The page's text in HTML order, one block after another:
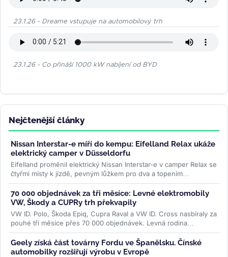
23.1.26 - Dreame vstupuje na automobilový trh
23.1.26 - Co přináší 1000 kW nabíjení od BYD
Nejčtenější články
Nissan Interstar-e míří do kempu: Eifelland Relax ukáže
elektrický camper v Düsseldorfu
Eifelland proměnil elektrický Nissan Interstar-e v camper Relax se
čtyřmi místy k jízdě, pevným lůžkem pro dva a topením
napájeným z...>>
70 000 objednávek za tři měsíce: Levné elektromobily
VW, Škody a CUPRy trh překvapily
VW ID. Polo, Škoda Epiq, Cupra Raval a VW ID. Cross nasbíraly za
pouhé tři měsíce přes 70 000 objednávek. Levná rodina
elektromobilů...>>
Geely získá část továrny Fordu ve Španělsku. Čínské
automobilky rozšiřují výrobu v Evropě